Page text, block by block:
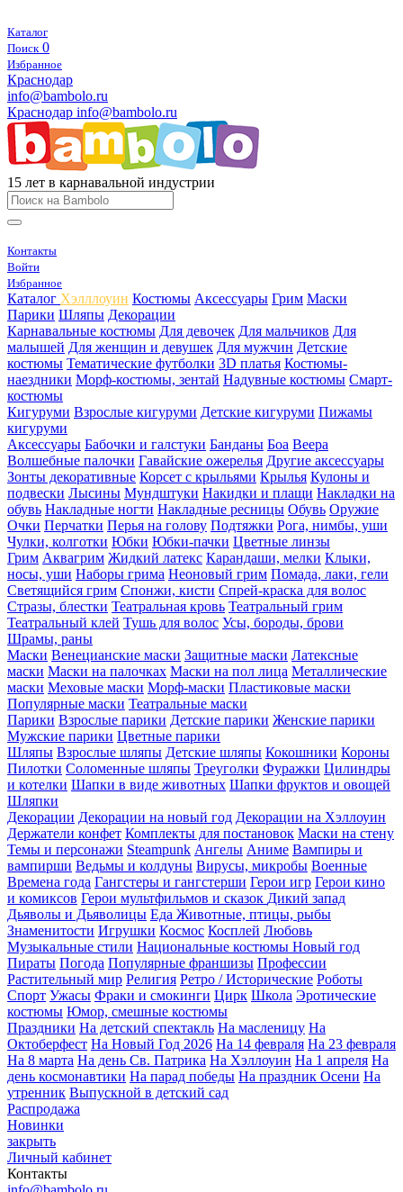
Каталог
Поиск 0
Избранное
Краснодар
info@bambolo.ru
Краснодар info@bambolo.ru
15 лет в карнавальной индустрии
Контакты
Войти
Избранное
Каталог Хэлллоуин Костюмы Аксессуары Грим Маски
Парики Шляпы Декорации
Карнавальные костюмы Для девочек Для мальчиков Для
малышей Для женщин и девушек Для мужчин Детские
костюмы Тематические футболки 3D платья Костюмы-
наездники Морф-костюмы, зентай Надувные костюмы Смарт-
костюмы
Кигуруми Взрослые кигуруми Детские кигуруми Пижамы
кигуруми
Аксессуары Бабочки и галстуки Банданы Боа Веера
Волшебные палочки Гавайские ожерелья Другие аксессуары
Зонты декоративные Корсет с крыльями Крылья Кулоны и
подвески Лысины Мундштуки Накидки и плащи Накладки на
обувь Накладные ногти Накладные ресницы Обувь Оружие
Очки Перчатки Перья на голову Подтяжки Рога, нимбы, уши
Чулки, колготки Юбки Юбки-пачки Цветные линзы
Грим Аквагрим Жидкий латекс Карандаши, мелки Клыки,
носы, уши Наборы грима Неоновый грим Помада, лаки, гели
Светящийся грим Спонжи, кисти Спрей-краска для волос
Стразы, блестки Театральная кровь Театральный грим
Театральный клей Тушь для волос Усы, бороды, брови
Шрамы, раны
Маски Венецианские маски Защитные маски Латексные
маски Маски на палочках Маски на пол лица Металлические
маски Меховые маски Морф-маски Пластиковые маски
Популярные маски Театральные маски
Парики Взрослые парики Детские парики Женские парики
Мужские парики Цветные парики
Шляпы Взрослые шляпы Детские шляпы Кокошники Короны
Пилотки Соломенные шляпы Треуголки Фуражки Цилиндры
и котелки Шапки в виде животных Шапки фруктов и овощей
Шляпки
Декорации Декорации на новый год Декорации на Хэллоуин
Держатели конфет Комплекты для постановок Маски на стену
Темы и персонажи Steampunk Ангелы Аниме Вампиры и
вампирши Ведьмы и колдуны Вирусы, микробы Военные
Времена года Гангстеры и гангстерши Герои игр Герои кино
и комиксов Герои мультфильмов и сказок Дикий запад
Дьяволы и Дьяволицы Еда Животные, птицы, рыбы
Знаменитости Игрушки Космос Косплей Любовь
Музыкальные стили Национальные костюмы Новый год
Пираты Погода Популярные франшизы Профессии
Растительный мир Религия Ретро / Исторические Роботы
Спорт Ужасы Фраки и смокинги Цирк Школа Эротические
костюмы Юмор, смешные костюмы
Праздники На детский спектакль На масленицу На
Октоберфест На Новый Год 2026 На 14 февраля На 23 февраля
На 8 марта На день Св. Патрика На Хэллоуин На 1 апреля На
день космонавтики На парад победы На праздник Осени На
утренник Выпускной в детский сад
Распродажа
Новинки
закрыть
Личный кабинет
Контакты